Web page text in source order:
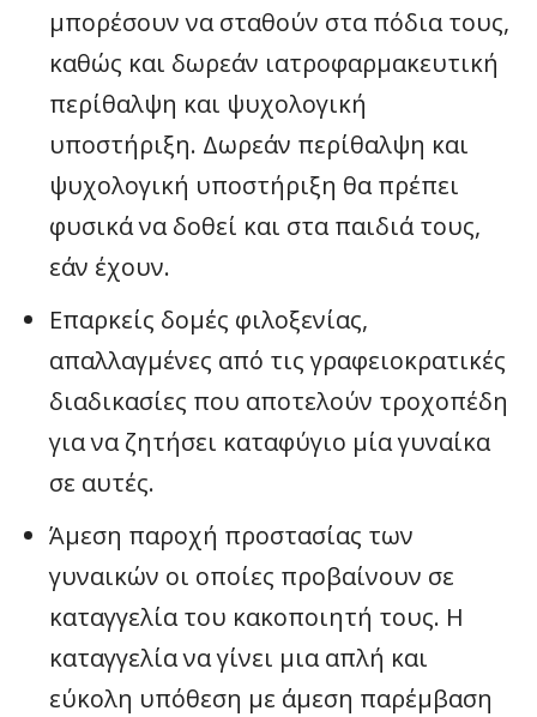
μπορέσουν να σταθούν στα πόδια τους,
καθώς και δωρεάν ιατροφαρμακευτική
περίθαλψη και ψυχολογική
υποστήριξη. Δωρεάν περίθαλψη και
ψυχολογική υποστήριξη θα πρέπει
φυσικά να δοθεί και στα παιδιά τους,
εάν έχουν.
Επαρκείς δομές φιλοξενίας,
απαλλαγμένες από τις γραφειοκρατικές
διαδικασίες που αποτελούν τροχοπέδη
για να ζητήσει καταφύγιο μία γυναίκα
σε αυτές.
Άμεση παροχή προστασίας των
γυναικών οι οποίες προβαίνουν σε
καταγγελία του κακοποιητή τους. Η
καταγγελία να γίνει μια απλή και
εύκολη υπόθεση με άμεση παρέμβαση